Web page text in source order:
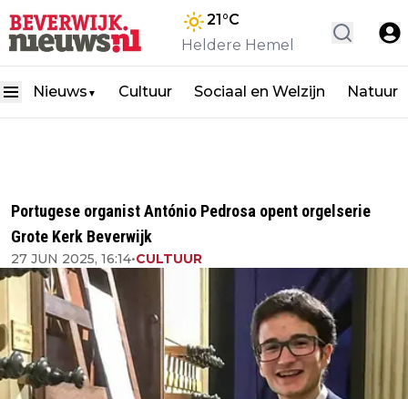
21°C
Heldere Hemel
Nieuws ▼ Cultuur Sociaal en Welzijn Natuur
Portugese organist António Pedrosa opent orgelserie
Grote Kerk Beverwijk
27 JUN 2025, 16:14•CULTUUR